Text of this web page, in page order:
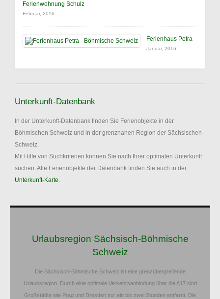
Ferienwohnung Schulz
Februar, 2016
Ferienhaus Petra
Januar, 2016
Unterkunft-Datenbank
In der Unterkunft-Datenbank finden Sie Ferienobjekte in der
Böhmischen Schweiz und in der grenznahen Region der Sächsischen
Schweiz.
Mit Hilfe von Suchkriterien können Sie nach Ihrer optimalen Unterkunft
suchen. Alle Ferienobjekte der Datenbank finden Sie auch in der
Unterkunft-Karte.
Urlaubsregion Sächsisch-Böhmische
Schweiz
Die Sächsisch-Böhmische Schweiz ist eine grenzübergreifende
Urlaubsregion. Durch eine optimale Verkehrsanbindung über die A17 sind
Großstädte wie Prag und Dresden nur ein bis zwei Stunden entfernt. Die